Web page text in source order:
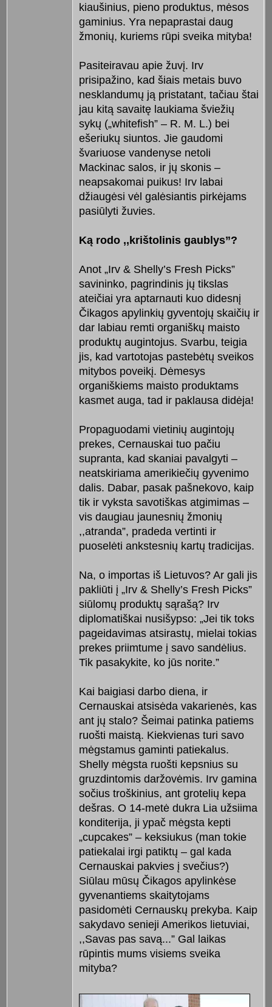
kiaušinius, pieno produktus, mėsos
gaminius. Yra nepaprastai daug
žmonių, kuriems rūpi sveika mityba!
Pasiteiravau apie žuvį. Irv
prisipažino, kad šiais metais buvo
nesklandumų ją pristatant, tačiau štai
jau kitą savaitę laukiama šviežių
sykų („whitefish” – R. M. L.) bei
ešeriukų siuntos. Jie gaudomi
švariuose vandenyse netoli
Mackinac salos, ir jų skonis –
neapsakomai puikus! Irv labai
džiaugėsi vėl galėsiantis pirkėjams
pasiūlyti žuvies.
Ką rodo ,,krištolinis gaublys”?
Anot „Irv & Shelly’s Fresh Picks”
savininko, pagrindinis jų tikslas
ateičiai yra aptarnauti kuo didesnį
Čikagos apylinkių gyventojų skaičių ir
dar labiau remti organiškų maisto
produktų augintojus. Svarbu, teigia
jis, kad vartotojas pastebėtų sveikos
mitybos poveikį. Dėmesys
organiškiems maisto produktams
kasmet auga, tad ir paklausa didėja!
Propaguodami vietinių augintojų
prekes, Cernauskai tuo pačiu
supranta, kad skaniai pavalgyti –
neatskiriama amerikiečių gyvenimo
dalis. Dabar, pasak pašnekovo, kaip
tik ir vyksta savotiškas atgimimas –
vis daugiau jaunesnių žmonių
,,atranda”, pradeda vertinti ir
puoselėti ankstesnių kartų tradicijas.
Na, o importas iš Lietuvos? Ar gali jis
pakliūti į „Irv & Shelly’s Fresh Picks”
siūlomų produktų sąrašą? Irv
diplomatiškai nusišypso: „Jei tik toks
pageidavimas atsirastų, mielai tokias
prekes priimtume į savo sandėlius.
Tik pasakykite, ko jūs norite.”
Kai baigiasi darbo diena, ir
Cernauskai atsisėda vakarienės, kas
ant jų stalo? Šeimai patinka patiems
ruošti maistą. Kiekvienas turi savo
mėgstamus gaminti patiekalus.
Shelly mėgsta ruošti kepsnius su
gruzdintomis daržovėmis. Irv gamina
sočius troškinius, ant grotelių kepa
dešras. O 14-metė dukra Lia užsiima
konditerija, ji ypač mėgsta kepti
„cupcakes” – keksiukus (man tokie
patiekalai irgi patiktų – gal kada
Cernauskai pakvies į svečius?)
Siūlau mūsų Čikagos apylinkėse
gyvenantiems skaitytojams
pasidomėti Cernauskų prekyba. Kaip
sakydavo senieji Amerikos lietuviai,
,,Savas pas savą...” Gal laikas
rūpintis mums visiems sveika
mityba?